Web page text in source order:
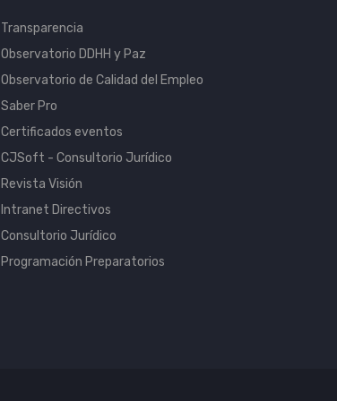
Transparencia
Observatorio DDHH y Paz
Observatorio de Calidad del Empleo
Saber Pro
Certificados eventos
CJSoft - Consultorio Jurídico
Revista Visión
Intranet Directivos
Consultorio Jurídico
Programación Preparatorios